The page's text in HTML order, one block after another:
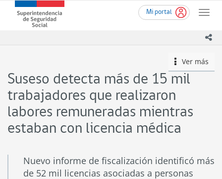
contenido
Mi portal
Toggle
Superintendencia
de
de
Chile
icono
Ver más
Suseso detecta más de 15 mil
trabajadores que realizaron
labores remuneradas mientras
estaban con licencia médica
Nuevo informe de fiscalización identificó más
de 52 mil licencias asociadas a personas